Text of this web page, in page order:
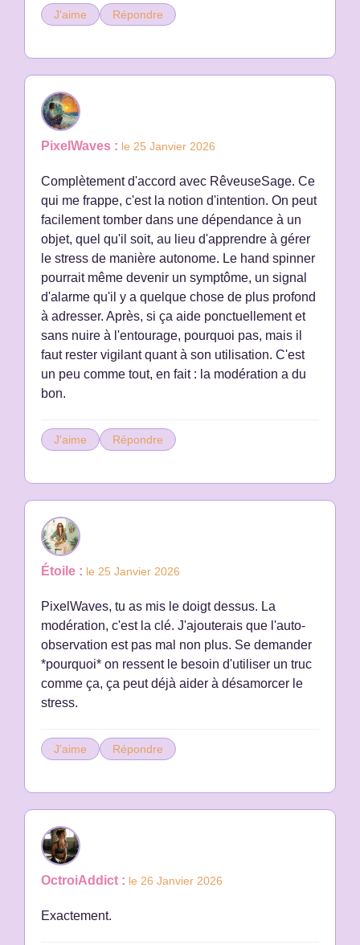
J'aime Répondre
PixelWaves : le 25 Janvier 2026
Complètement d'accord avec RêveuseSage. Ce
qui me frappe, c'est la notion d'intention. On peut
facilement tomber dans une dépendance à un
objet, quel qu'il soit, au lieu d'apprendre à gérer
le stress de manière autonome. Le hand spinner
pourrait même devenir un symptôme, un signal
d'alarme qu'il y a quelque chose de plus profond
à adresser. Après, si ça aide ponctuellement et
sans nuire à l'entourage, pourquoi pas, mais il
faut rester vigilant quant à son utilisation. C'est
un peu comme tout, en fait : la modération a du
bon.
J'aime Répondre
Étoile : le 25 Janvier 2026
PixelWaves, tu as mis le doigt dessus. La
modération, c'est la clé. J'ajouterais que l'auto-
observation est pas mal non plus. Se demander
*pourquoi* on ressent le besoin d'utiliser un truc
comme ça, ça peut déjà aider à désamorcer le
stress.
J'aime Répondre
OctroiAddict : le 26 Janvier 2026
Exactement.